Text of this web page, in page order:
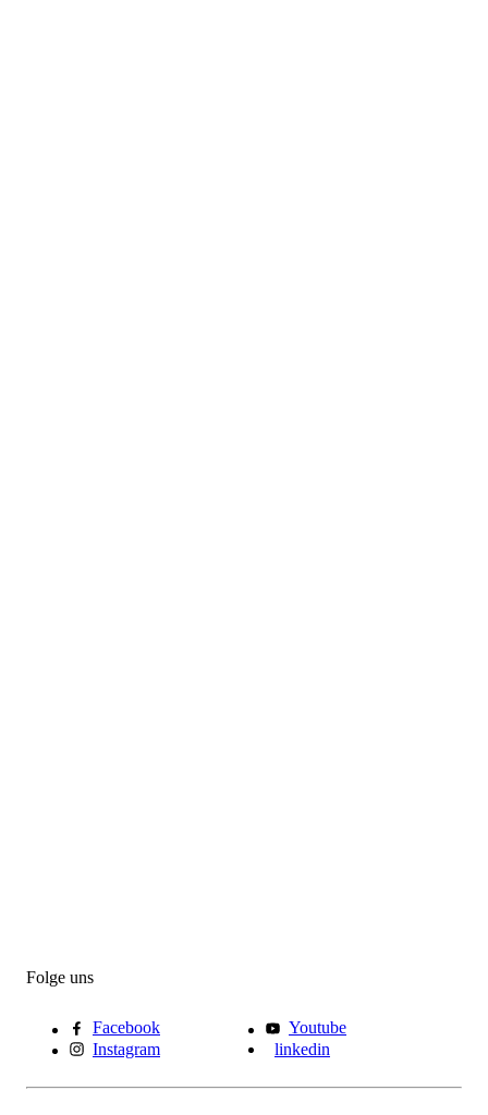
Folge uns
Facebook
Youtube
Instagram
linkedin